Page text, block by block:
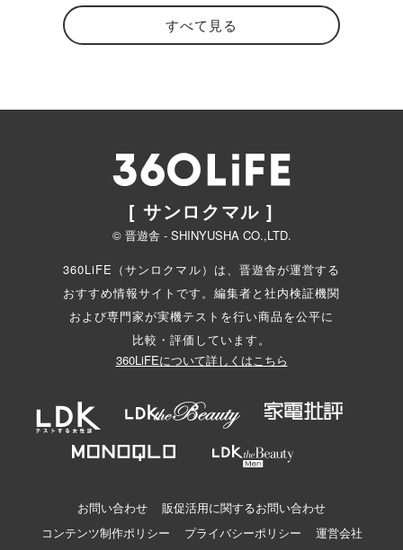
すべて見る
[ サンロクマル ]
© 晋遊舎 - SHINYUSHA CO.,LTD.
360LiFE（サンロクマル）は、晋遊舎が運営する
おすすめ情報サイトです。編集者と社内検証機関
および専門家が実機テストを行い商品を公平に
比較・評価しています。
360LiFEについて詳しくはこちら
お問い合わせ
販促活用に関するお問い合わせ
コンテンツ制作ポリシー
プライバシーポリシー 運営会社